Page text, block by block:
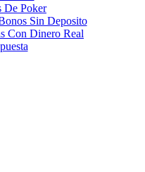
De Poker
Sin Deposito
Con Dinero Real